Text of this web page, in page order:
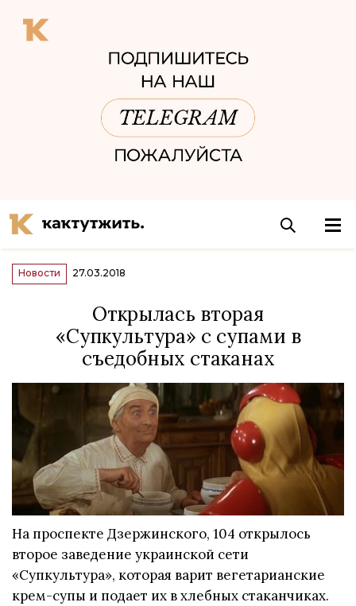
Новости 27.03.2018
Открылась вторая
«Супкультура» с супами в
съедобных стаканах
На проспекте Дзержинского, 104 открылось
второе заведение украинской сети
«Супкультура», которая варит вегетарианские
крем-супы и подает их в хлебных стаканчиках.